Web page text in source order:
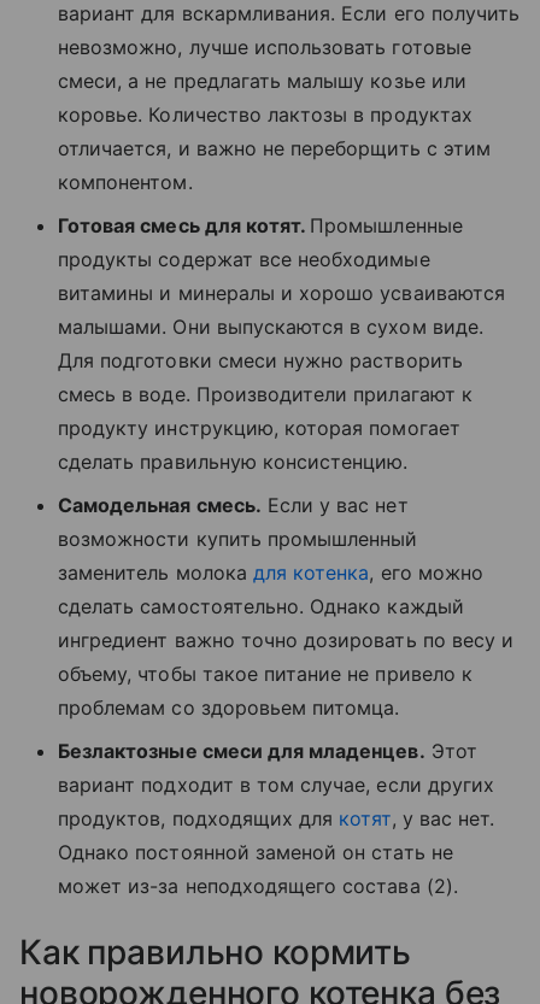
вариант для вскармливания. Если его получить
невозможно, лучше использовать готовые
смеси, а не предлагать малышу козье или
коровье. Количество лактозы в продуктах
отличается, и важно не переборщить с этим
компонентом.
Готовая смесь для котят. Промышленные
продукты содержат все необходимые
витамины и минералы и хорошо усваиваются
малышами. Они выпускаются в сухом виде.
Для подготовки смеси нужно растворить
смесь в воде. Производители прилагают к
продукту инструкцию, которая помогает
сделать правильную консистенцию.
Самодельная смесь. Если у вас нет
возможности купить промышленный
заменитель молока для котенка, его можно
сделать самостоятельно. Однако каждый
ингредиент важно точно дозировать по весу и
объему, чтобы такое питание не привело к
проблемам со здоровьем питомца.
Безлактозные смеси для младенцев. Этот
вариант подходит в том случае, если других
продуктов, подходящих для котят, у вас нет.
Однако постоянной заменой он стать не
может из-за неподходящего состава (2).
Как правильно кормить
новорожденного котенка без